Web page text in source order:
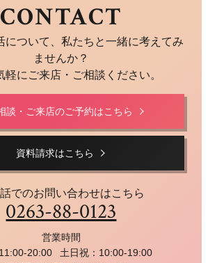
CONTACT
について、私たちと一緒に考えてみ
ませんか？
軽にご来店・ご相談ください。
談・ご来店のご予約はこちら
資料請求はこちら
でのお問い合わせはこちら
0263-88-0123
営業時間
20:00
土日祝：10:00-19:00